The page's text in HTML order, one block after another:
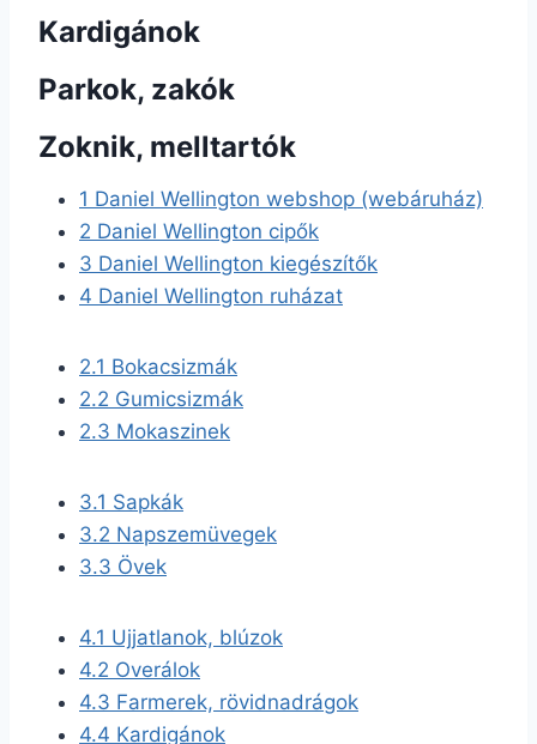
Kardigánok
Parkok, zakók
Zoknik, melltartók
1 Daniel Wellington webshop (webáruház)
2 Daniel Wellington cipők
3 Daniel Wellington kiegészítők
4 Daniel Wellington ruházat
2.1 Bokacsizmák
2.2 Gumicsizmák
2.3 Mokaszinek
3.1 Sapkák
3.2 Napszemüvegek
3.3 Övek
4.1 Ujjatlanok, blúzok
4.2 Overálok
4.3 Farmerek, rövidnadrágok
4.4 Kardigánok